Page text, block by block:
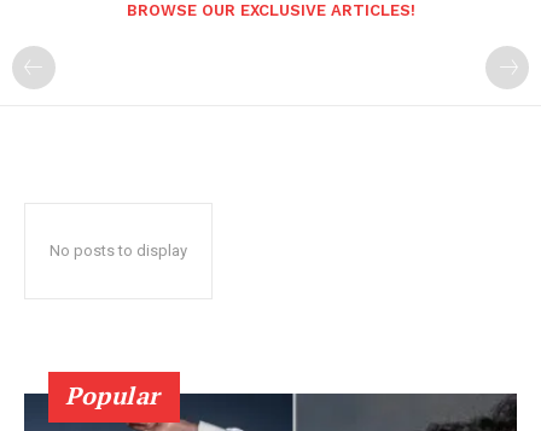
BROWSE OUR EXCLUSIVE ARTICLES!
No posts to display
Popular